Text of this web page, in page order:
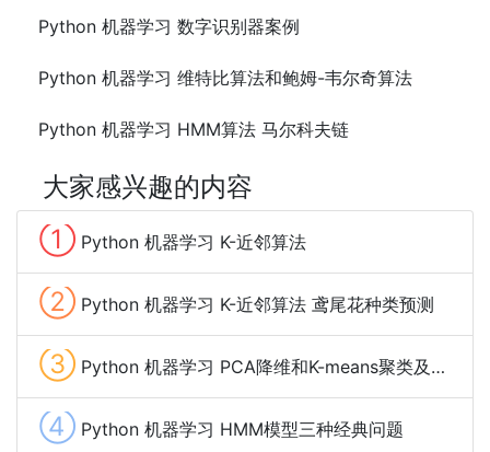
Python 机器学习 数字识别器案例
Python 机器学习 维特比算法和鲍姆-韦尔奇算法
Python 机器学习 HMM算法 马尔科夫链
大家感兴趣的内容
① Python 机器学习 K-近邻算法
② Python 机器学习 K-近邻算法 鸢尾花种类预测
③ Python 机器学习 PCA降维和K-means聚类及案例
④ Python 机器学习 HMM模型三种经典问题